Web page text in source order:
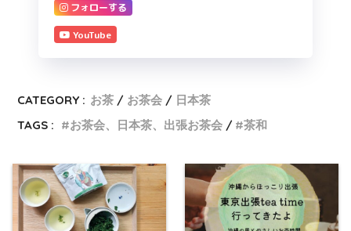
フォローする
YouTube
CATEGORY : お茶 お茶会
日本茶
TAGS :
お茶会、日本茶、出張お茶会 茶和